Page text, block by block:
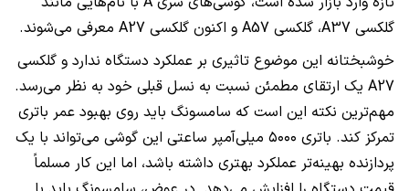
گلکسی A37، گلکسی A57 و اکنون گلکسی A27 معرفی می‌شوند.
خوشبختانه این موضوع تاثیری بر عملکرد دستگاه ندارد و گلکسی
A27 یک ارتقای مطمئن نسبت به نسل قبلی خود به نظر می‌رسد.
مهم‌ترین نکته این است که سامسونگ باید روی بهبود عمر باتری
تمرکز کند. باتری ۵۰۰۰ میلی‌آمپر ساعتی این گوشی می‌تواند با یک
پردازنده بهینه‌تر عملکرد بهتری داشته باشد، اما این کار مسلماً